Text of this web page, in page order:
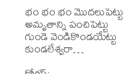
భం భం భం మొదలుపెట్టు
అమృతాన్ని పంచిపెట్టు
గుండె వెండికొండయేట్టు
కుండలేశ్వరా…